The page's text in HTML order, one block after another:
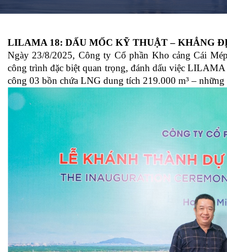
LILAMA 18: DẤU MỐC KỸ THUẬT – KHẲNG
Ngày 23/8/2025, Công ty Cổ phần Kho cảng Cái
công trình đặc biệt quan trọng, đánh dấu việc
công 03 bồn chứa LNG dung tích 219.000 m³ –